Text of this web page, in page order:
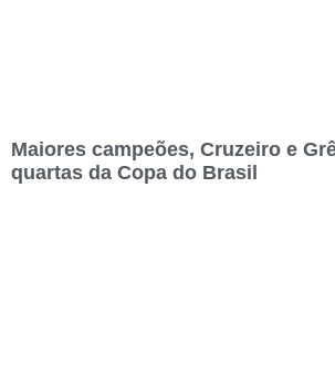
Maiores campeões, Cruzeiro e
quartas da Copa do Brasil